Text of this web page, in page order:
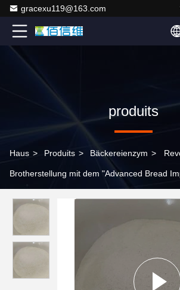
gracexu119@163.com
produits
Haus > Produits > Bäckereienzym >
Brotherstellung mit dem "Advanced Bread